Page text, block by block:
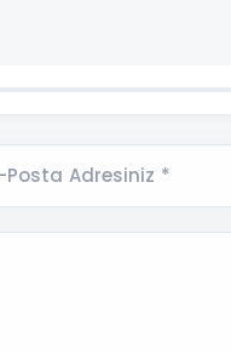
Posta Adresiniz *